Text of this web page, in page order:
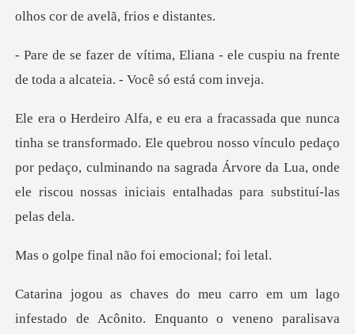
a - ele cuspiu na frente
de toda a
. Ele quebrou nosso vínculo pedaço
por pedaço, culminando na sagrada Árvore da
al não foi emoc
Acônito. Enquanto o veneno paralisava